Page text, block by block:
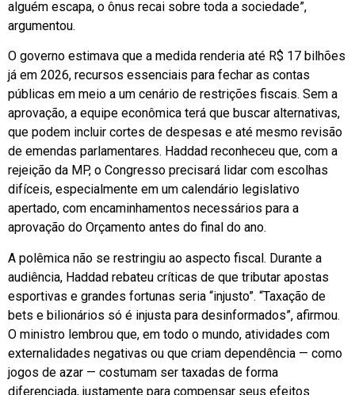
alguém escapa, o ônus recai sobre toda a sociedade”,
argumentou.
O governo estimava que a medida renderia até R$ 17 bilhões
já em 2026, recursos essenciais para fechar as contas
públicas em meio a um cenário de restrições fiscais. Sem a
aprovação, a equipe econômica terá que buscar alternativas,
que podem incluir cortes de despesas e até mesmo revisão
de emendas parlamentares. Haddad reconheceu que, com a
rejeição da MP, o Congresso precisará lidar com escolhas
difíceis, especialmente em um calendário legislativo
apertado, com encaminhamentos necessários para a
aprovação do Orçamento antes do final do ano.
A polêmica não se restringiu ao aspecto fiscal. Durante a
audiência, Haddad rebateu críticas de que tributar apostas
esportivas e grandes fortunas seria “injusto”. “Taxação de
bets e bilionários só é injusta para desinformados”, afirmou.
O ministro lembrou que, em todo o mundo, atividades com
externalidades negativas ou que criam dependência — como
jogos de azar — costumam ser taxadas de forma
diferenciada, justamente para compensar seus efeitos